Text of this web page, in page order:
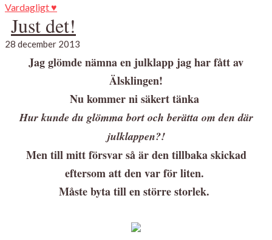
Vardagligt ♥
Just det!
28 december 2013
Jag glömde nämna en julklapp jag har fått av
Älsklingen!
Nu kommer ni säkert tänka
Hur kunde du glömma bort och berätta om den där
julklappen?!
Men till mitt försvar så är den tillbaka skickad
eftersom att den var för liten.
Måste byta till en större storlek.